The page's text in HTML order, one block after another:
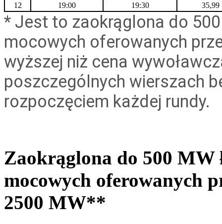
12
19:00 19:30 35,99
* Jest to zaokrąglona do
mocowych oferowanych
wyższej niż cena
poszczególnych wierszach
rozpoczęciem każdej rundy.
Zaokrąglona do 500 MW
mocowych oferowanych
2500 MW**